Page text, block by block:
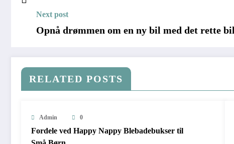
Next post
Opnå drømmen om en ny bil med det rette
RELATED POSTS
Admin 0
Fordele ved Happy Nappy Blebadebukser til